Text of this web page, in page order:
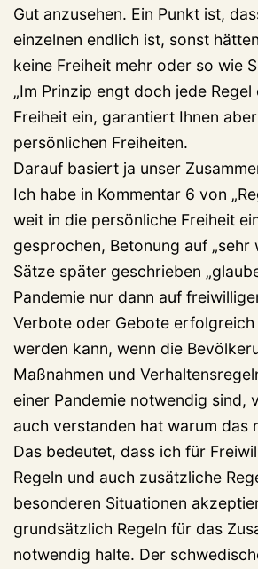
Gut anzusehen. Ein Punkt ist,
einzelnen endlich ist, sonst
keine Freiheit mehr oder so wie
„Im Prinzip engt doch jede
Freiheit ein, garantiert Ihnen
persönlichen Freiheiten.
Darauf basiert ja unser
Ich habe in Kommentar 6 von
weit in die persönliche Freiheit
gesprochen, Betonung auf „sehr
Sätze später geschrieben
Pandemie nur dann auf
Verbote oder Gebote
werden kann, wenn die
Maßnahmen und
einer Pandemie notwendig sind,
auch verstanden hat warum das
Das bedeutet, dass ich für
Regeln und auch zusätzliche
besonderen Situationen
grundsätzlich Regeln für das
notwendig halte. Der